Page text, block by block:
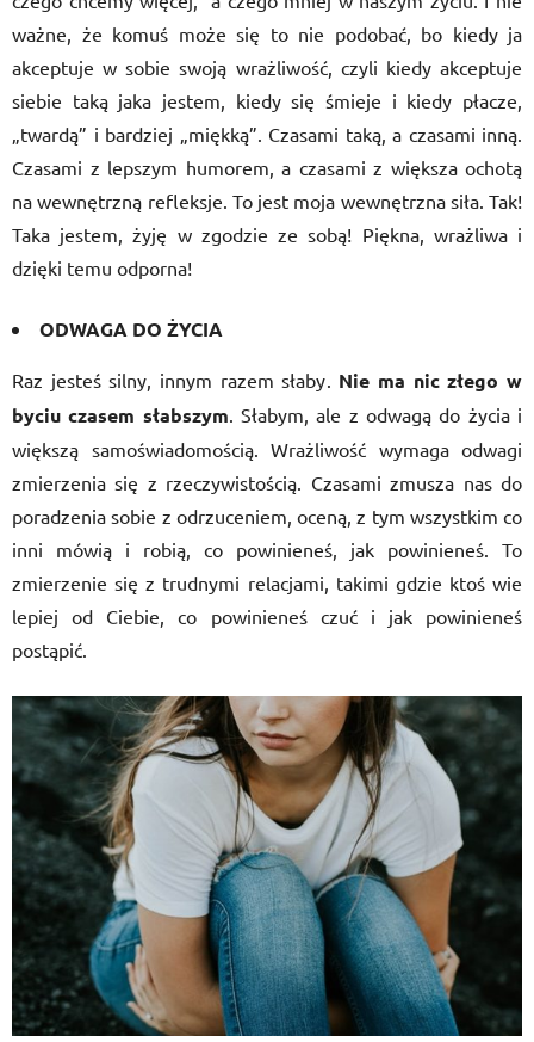
ważne, że komuś może się to nie podobać, bo kiedy ja
akceptuje w sobie swoją wrażliwość, czyli kiedy akceptuje
siebie taką jaka jestem, kiedy się śmieje i kiedy płacze,
„twardą” i bardziej „miękką”. Czasami taką, a czasami inną.
Czasami z lepszym humorem, a czasami z większa ochotą
na wewnętrzną refleksje. To jest moja wewnętrzna siła. Tak!
Taka jestem, żyję w zgodzie ze sobą! Piękna, wrażliwa i
dzięki temu odporna!
ODWAGA DO ŻYCIA
Raz jesteś silny, innym razem słaby. Nie ma nic złego w
byciu czasem słabszym. Słabym, ale z odwagą do życia i
większą samoświadomością. Wrażliwość wymaga odwagi
zmierzenia się z rzeczywistością. Czasami zmusza nas do
poradzenia sobie z odrzuceniem, oceną, z tym wszystkim co
inni mówią i robią, co powinieneś, jak powinieneś. To
zmierzenie się z trudnymi relacjami, takimi gdzie ktoś wie
lepiej od Ciebie, co powinieneś czuć i jak powinieneś
postąpić.